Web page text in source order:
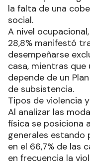
la falta de una
social.
A nivel
28,8% manifestó
desempeñarse
casa, mientras que
depende de un
de subsistencia.
Tipos de violencia
Al analizar las
física se posiciona
generales estando
en el 66,7% de las
en frecuencia la